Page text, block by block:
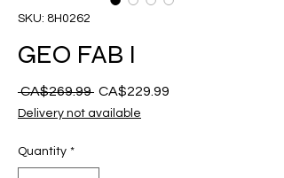
SKU: 8H0262
GEO FAB I
CA$269.99 Regular
Presyo
CA$229.99
Delivery not available
Quantity *